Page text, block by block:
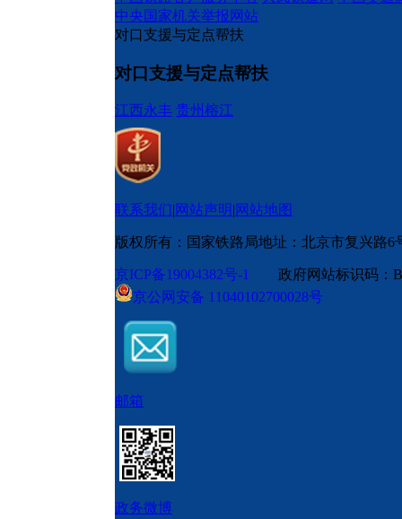
中央国家机关举报网站
对口支援与定点帮扶
对口支援与定点帮扶
江西永丰 贵州榕江
联系我们 网站声明 网站地图
版权所有：国家铁路局地址：北京市复兴路6
京ICP备19004382号-1 政府网站标识码
京公网安备 11040102700028号
邮箱
政务微博